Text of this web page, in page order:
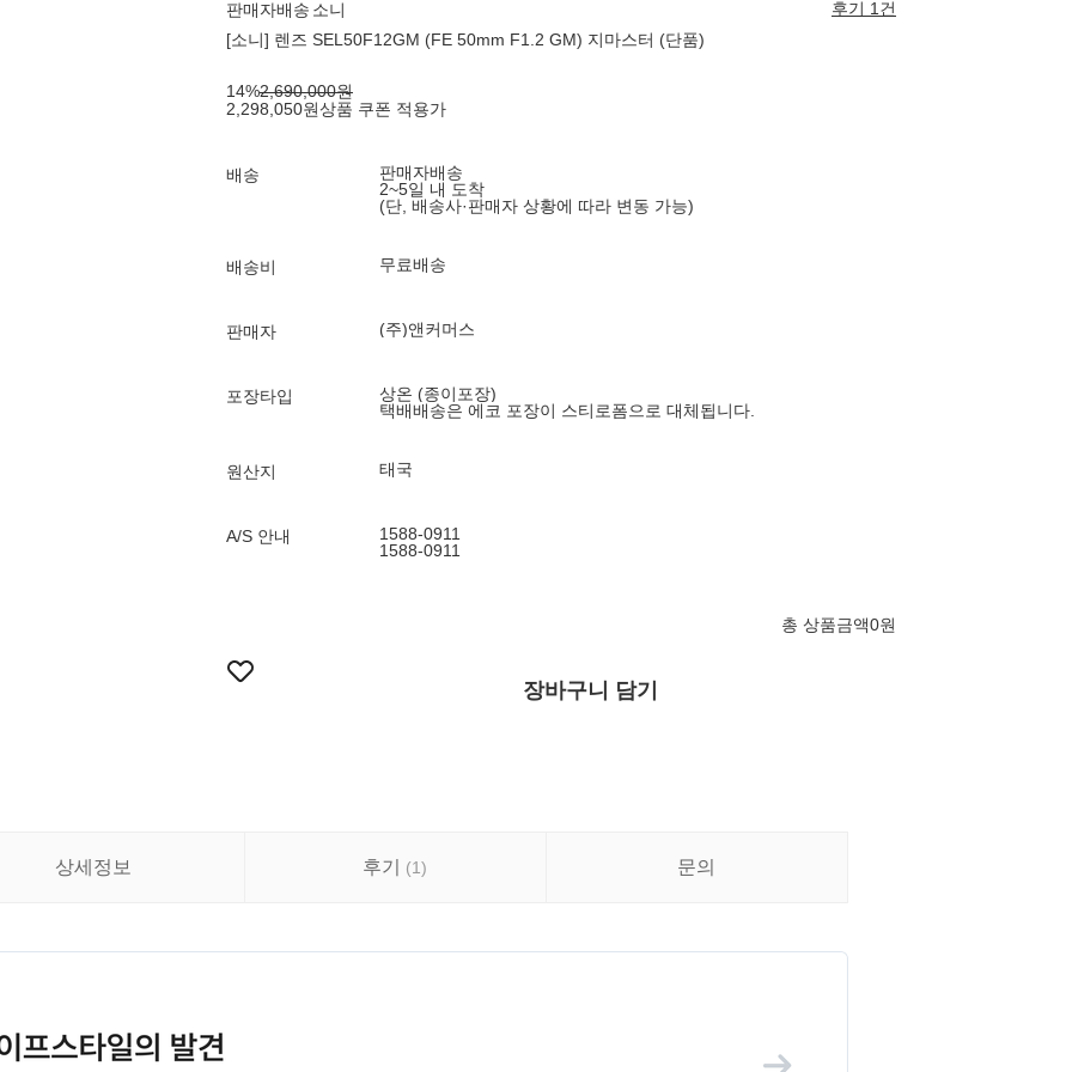
판매자배송 소니
후기 1건
[소니] 렌즈 SEL50F12GM (FE 50mm F1.2 GM) 지마스터 (단품)
14%2,690,000원
2,298,050원상품 쿠폰 적용가
배송
판매자배송
2~5일 내 도착
(단, 배송사·판매자 상황에 따라 변동 가능)
배송비 무료배송
판매자 (주)앤커머스
포장타입
상온 (종이포장)
택배배송은 에코 포장이 스티로폼으로 대체됩니다.
원산지 태국
A/S 안내
1588-0911
1588-0911
총 상품금액0원
장바구니 담기
상세정보 후기 (1) 문의